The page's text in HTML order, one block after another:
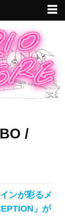
/
ンが彩るメ
」が